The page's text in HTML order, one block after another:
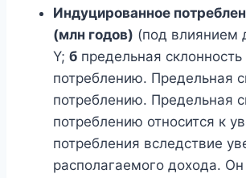
Индуцированное
(млн годов) (под влиянием
Y; б предельная склонность
потреблению. Предельная
потреблению. Предельная
потреблению относится к
потребления вследствие
располагаемого дохода. Он